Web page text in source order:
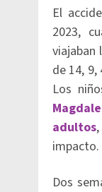
El
2023,
viajaban
de 14,
Los
adultos
impacto.
Dos